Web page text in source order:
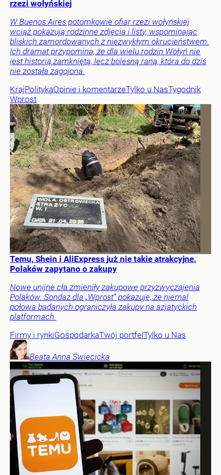
rzezi wołyńskiej
W Buenos Aires potomkowie ofiar rzezi wołyńskiej
wciąż pokazują rodzinne zdjęcia i listy, wspominając
bliskich zamordowanych z niezwykłym okrucieństwem.
Ich dramat przypomina, że dla wielu rodzin Wołyń nie
jest historią zamkniętą, lecz bolesną raną, która do dziś
nie została zagojona.
KrajPolitykaOpinie i komentarzeTylko u NasTygodnik
Wprost
Temu, Shein i AliExpress już nie takie atrakcyjne.
Polaków zapytano o zakupy
Nowe unijne cła zmieniły zakupowe przyzwyczajenia
Polaków. Sondaż dla „Wprost” pokazuje, że niemal
połowa badanych ograniczyła zakupy na azjatyckich
platformach.
Firmy i rynkiGospodarkaTwój portfelTylko u Nas
Beata Anna Święcicka